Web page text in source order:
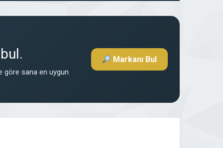
göre sana en uygun
Markanı Bul